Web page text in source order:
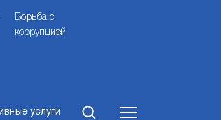
Борьба с
коррупцией
услуги